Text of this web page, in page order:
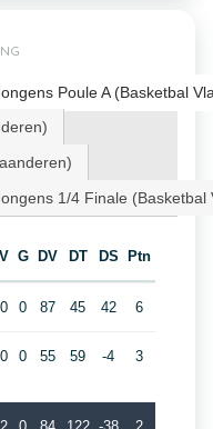
Poule A (Basketbal
1/4 Finale (Basketbal
V G DV DT DS Ptn
0 0 87 45 42 6
0 0 55 59 -4 3